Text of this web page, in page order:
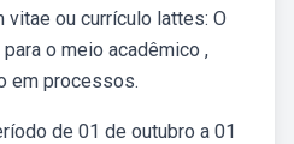
vitae ou currículo lattes: O
o meio acadêmico ,
em processos.
de 01 de outubro a 01